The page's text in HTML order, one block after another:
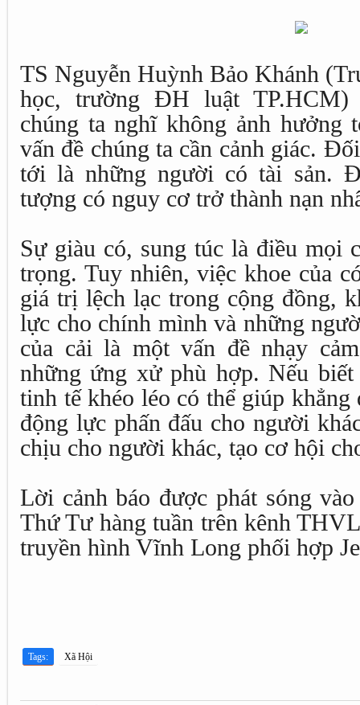
TS Nguyễn Huỳnh Bảo Khánh
học, trường ĐH luật
chúng ta nghĩ không ảnh hưởng
vấn đề chúng ta cần cảnh giác.
tới là những người có tài sản.
tượng có nguy cơ trở thành nạn
Sự giàu có, sung túc là điều mọi
trọng. Tuy nhiên, việc khoe của
giá trị lệch lạc trong cộng đồng,
lực cho chính mình và những
của cải là một vấn đề nhạy
những ứng xử phù hợp. Nếu biết
tinh tế khéo léo có thể giúp
động lực phấn đấu cho người
chịu cho người khác, tạo cơ hội
Lời cảnh báo được phát sóng
Thứ Tư hàng tuần trên kênh
truyền hình Vĩnh Long phối hợp
Tags: Xã Hội